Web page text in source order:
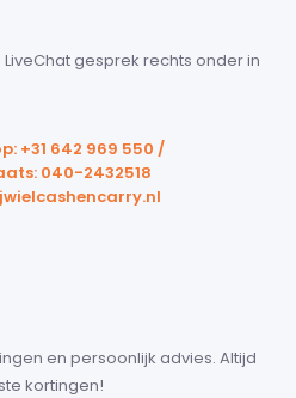
LiveChat gesprek rechts onder in
+31 642 969 550 /
040-2432518
en persoonlijk advies. Altijd
kortingen!